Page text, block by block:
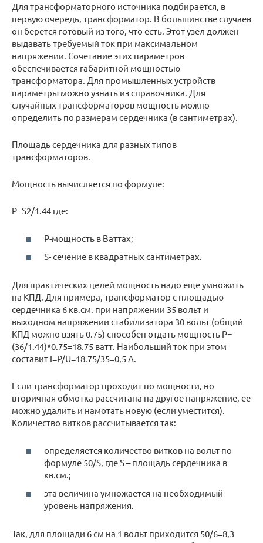
Для трансформаторного источника подбирается, в
первую очередь, трансформатор. В большинстве случаев
он берется готовый из того, что есть. Этот узел должен
выдавать требуемый ток при максимальном
напряжении. Сочетание этих параметров
обеспечивается габаритной мощностью
трансформатора. Для промышленных устройств
параметры можно узнать из справочника. Для
случайных трансформаторов мощность можно
определить по размерам сердечника (в сантиметрах).
Площадь сердечника для разных типов
трансформаторов.
Мощность вычисляется по формуле:
P=S2/1.44 где:
P-мощность в Ваттах;
S- сечение в квадратных сантиметрах.
Для практических целей мощность надо еще умножить
на КПД. Для примера, трансформатор с площадью
сердечника 6 кв.см. при напряжении 35 вольт и
выходном напряжении стабилизатора 30 вольт (общий
КПД можно взять 0.75) способен отдать мощность P=
(36/1.44)*0.75=18.75 ватт. Наибольший ток при этом
составит I=P/U=18.75/35=0,5 А.
Если трансформатор проходит по мощности, но
вторичная обмотка рассчитана на другое напряжение, ее
можно удалить и намотать новую (если уместится).
Количество витков рассчитывается так:
определяется количество витков на вольт по
формуле 50/S, где S – площадь сердечника в
кв.см.;
эта величина умножается на необходимый
уровень напряжения.
Так, для площади 6 см на 1 вольт приходится 50/6=8,3